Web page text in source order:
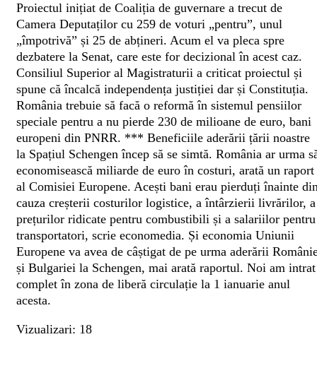
Proiectul inițiat de Coaliția de guvernare a trecut de
Camera Deputaților cu 259 de voturi „pentru”, unul
„împotrivă” și 25 de abțineri. Acum el va pleca spre
dezbatere la Senat, care este for decizional în acest caz.
Consiliul Superior al Magistraturii a criticat proiectul și
spune că încalcă independența justiției dar și Constituția.
România trebuie să facă o reformă în sistemul pensiilor
speciale pentru a nu pierde 230 de milioane de euro, bani
europeni din PNRR. *** Beneficiile aderării țării noastre
la Spațiul Schengen încep să se simtă. România ar urma
economisească miliarde de euro în costuri, arată un raport
al Comisiei Europene. Acești bani erau pierduți înainte
cauza creșterii costurilor logistice, a întârzierii livrărilor, a
prețurilor ridicate pentru combustibili și a salariilor pentru
transportatori, scrie economedia. Și economia Uniunii
Europene va avea de câștigat de pe urma aderării
și Bulgariei la Schengen, mai arată raportul. Noi am intrat
complet în zona de liberă circulație la 1 ianuarie anul
acesta.
Vizualizari: 18